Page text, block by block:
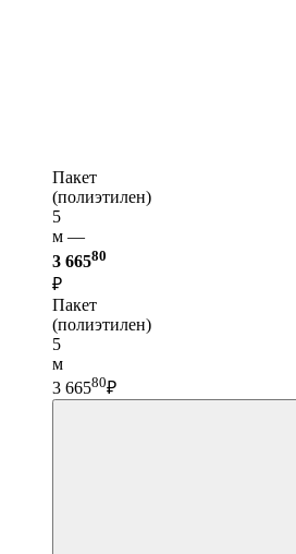
Пакет
(полиэтилен)
5
м —
3 66580
₽
Пакет
(полиэтилен)
5
м
3 66580₽